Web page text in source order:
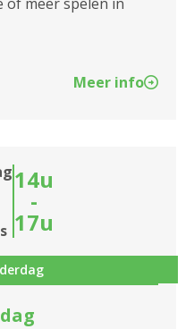
Meer info
14u
-
17u